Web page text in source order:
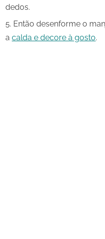
dedos.
Então desenforme o
a calda e decore à gosto.